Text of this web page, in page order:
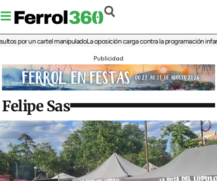
un cartel manipuladoLa oposición carga contra la programación infantil de
Publicidad
Felipe Sas